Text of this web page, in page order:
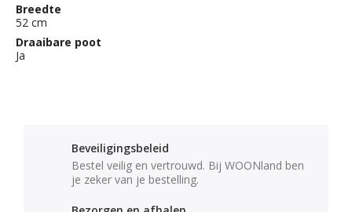
Breedte
52 cm
Draaibare poot
Ja
Beveiligingsbeleid
Bestel veilig en vertrouwd. Bij WOONland ben
je zeker van je bestelling.